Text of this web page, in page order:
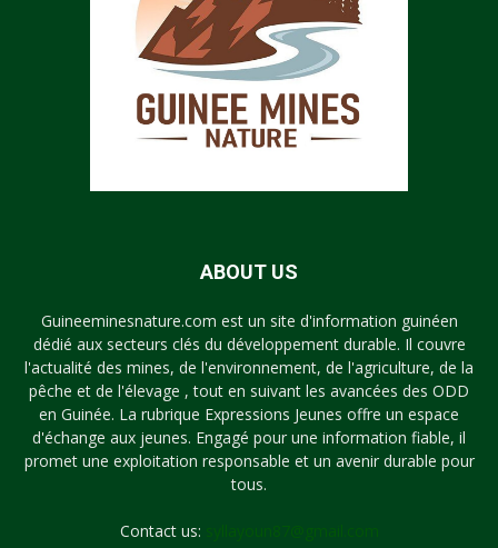
ABOUT US
Guineeminesnature.com est un site d'information guinéen
dédié aux secteurs clés du développement durable. Il couvre
l'actualité des mines, de l'environnement, de l'agriculture, de la
pêche et de l'élevage , tout en suivant les avancées des ODD
en Guinée. La rubrique Expressions Jeunes offre un espace
d'échange aux jeunes. Engagé pour une information fiable, il
promet une exploitation responsable et un avenir durable pour
tous.
Contact us: